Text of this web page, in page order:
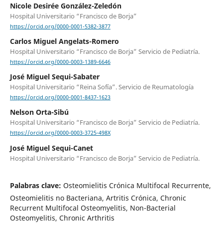
Nicole Desirée González-Zeledón
Hospital Universitario “Francisco de Borja”
https://orcid.org/0000-0001-5382-3877
Carlos Miguel Angelats-Romero
Hospital Universitario “Francisco de Borja” Servicio de Pediatría.
https://orcid.org/0000-0003-1389-6646
José Miguel Sequi-Sabater
Hospital Universitario “Reina Sofía”. Servicio de Reumatología
https://orcid.org/0000-0001-8437-1623
Nelson Orta-Sibú
Hospital Universitario “Francisco de Borja” Servicio de Pediatría.
https://orcid.org/0000-0003-3725-498X
José Miguel Sequi-Canet
Hospital Universitario “Francisco de Borja” Servicio de Pediatría.
Palabras clave: Osteomielitis Crónica Multifocal Recurrente,
Osteomielitis no Bacteriana, Artritis Crónica, Chronic
Recurrent Multifocal Osteomyelitis, Non-Bacterial
Osteomyelitis, Chronic Arthritis